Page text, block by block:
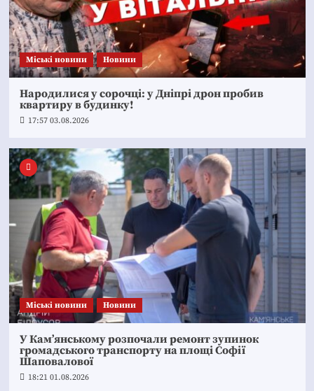
Mіські новини Новини
Народилися у сорочці: у Дніпрі дрон пробив
квартиру в будинку!
17:57 03.08.2026
Mіські новини Новини
У Кам’янському розпочали ремонт зупинок
громадського транспорту на площі Софії
Шаповалової
18:21 01.08.2026